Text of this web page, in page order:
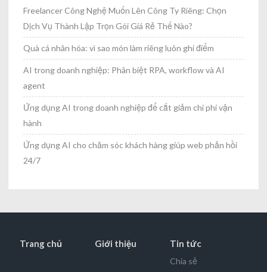
Freelancer Công Nghệ Muốn Lên Công Ty Riêng: Chọn
Dịch Vụ Thành Lập Trọn Gói Giá Rẻ Thế Nào?
Quà cá nhân hóa: vì sao món làm riêng luôn ghi điểm
AI trong doanh nghiệp: Phân biệt RPA, workflow và AI
agent
Ứng dụng AI trong doanh nghiệp để cắt giảm chi phí vận
hành
Ứng dụng AI cho chăm sóc khách hàng giúp web phản hồi
24/7
Trang chủ Giới thiệu Tin tức
Chia sẻ